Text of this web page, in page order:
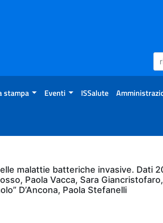
stampa Eventi ISSalute
malattie batteriche invasive. Dati
Paola Vacca, Sara
D’Ancona, Paola Stefanelli